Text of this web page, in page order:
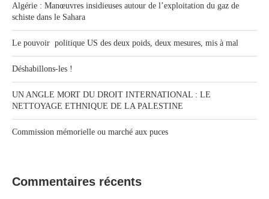
Algérie : Manœuvres insidieuses autour de l’exploitation du gaz de
schiste dans le Sahara
Le pouvoir politique US des deux poids, deux mesures, mis à mal
Déshabillons-les !
UN ANGLE MORT DU DROIT INTERNATIONAL : LE
NETTOYAGE ETHNIQUE DE LA PALESTINE
Commission mémorielle ou marché aux puces
Commentaires récents